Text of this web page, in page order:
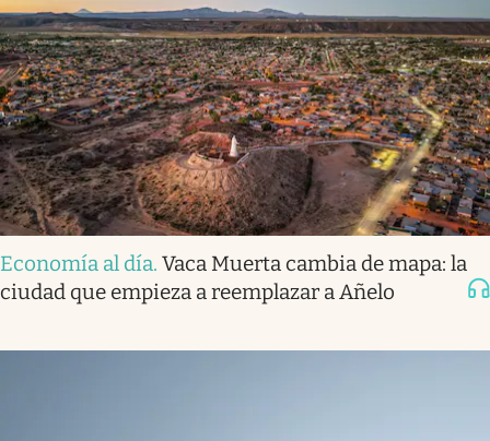
Economía al día. Vaca Muerta cambia de mapa: la
ciudad que empieza a reemplazar a Añelo